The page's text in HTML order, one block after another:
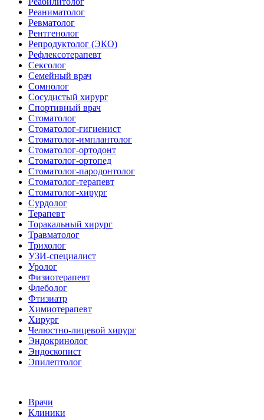
Реаниматолог
Ревматолог
Рентгенолог
Репродуктолог (ЭКО)
Рефлексотерапевт
Сексолог
Семейный врач
Сомнолог
Сосудистый хирург
Спортивный врач
Стоматолог
Стоматолог-гигиенист
Стоматолог-имплантолог
Стоматолог-ортодонт
Стоматолог-ортопед
Стоматолог-пародонтолог
Стоматолог-терапевт
Стоматолог-хирург
Сурдолог
Терапевт
Торакальный хирург
Травматолог
Трихолог
УЗИ-специалист
Уролог
Физиотерапевт
Флеболог
Фтизиатр
Химиотерапевт
Хирург
Челюстно-лицевой хирург
Эндокринолог
Эндоскопист
Эпилептолог
Врачи
Клиники